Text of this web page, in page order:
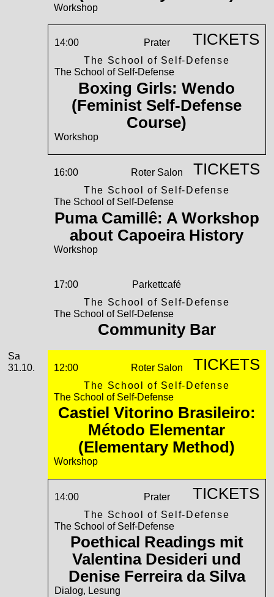
Workshop
14:00
Prater
The School of Self-Defense
The School of Self-Defense
Boxing Girls: Wendo
(Feminist Self-Defense
Course)
Workshop
TICKETS
16:00
Roter Salon
The School of Self-Defense
The School of Self-Defense
Puma Camillê: A Workshop
about Capoeira History
Workshop
TICKETS
17:00
Parkettcafé
The School of Self-Defense
The School of Self-Defense
Community Bar
Samstag, 31. Oktober 2026
Sa
31.10.
12:00
Roter Salon
The School of Self-Defense
The School of Self-Defense
Castiel Vitorino Brasileiro:
Método Elementar
(Elementary Method)
Workshop
TICKETS
14:00
Prater
The School of Self-Defense
The School of Self-Defense
Poethical Readings mit
Valentina Desideri und
Denise Ferreira da Silva
Dialog, Lesung
TICKETS